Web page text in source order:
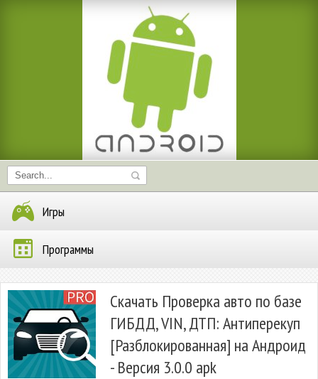
Игры
Программы
Скачать Проверка авто по базе
ГИБДД, VIN, ДТП: Антиперекуп
[Разблокированная] на Андроид
- Версия 3.0.0 apk